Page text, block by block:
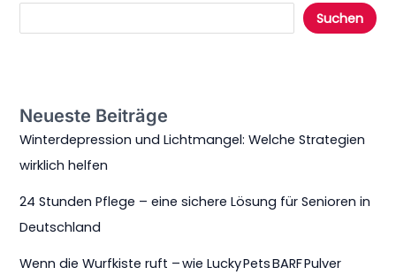
Suchen
Neueste Beiträge
Winterdepression und Lichtmangel: Welche Strategien
wirklich helfen
24 Stunden Pflege – eine sichere Lösung für Senioren in
Deutschland
Wenn die Wurfkiste ruft – wie Lucky Pets BARF Pulver